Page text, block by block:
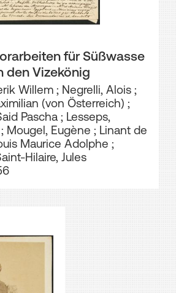
für Süßwasse
den Vizekönig
Willem; Negrelli, Alois;
(von Österreich) ;
Pascha; Lesseps,
; Mougel, Eugène ; Linant de
Maurice Adolphe ;
Hilaire, Jules